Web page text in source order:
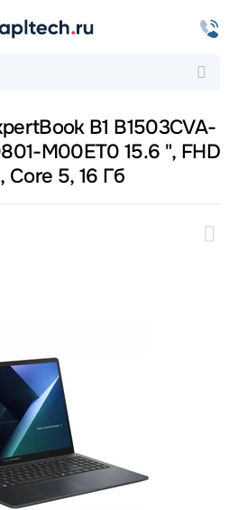
B1 B1503CVA-
M00ET0 15.6 ", FHD
Core 5, 16 Гб